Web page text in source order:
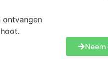
ontvangen